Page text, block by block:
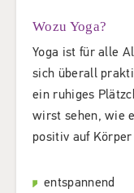
Wozu Yoga?
Yoga ist für alle
sich überall
ein ruhiges
wirst sehen, wie
positiv auf
entspannend